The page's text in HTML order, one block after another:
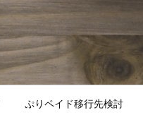
ぷりペイド移行先検討